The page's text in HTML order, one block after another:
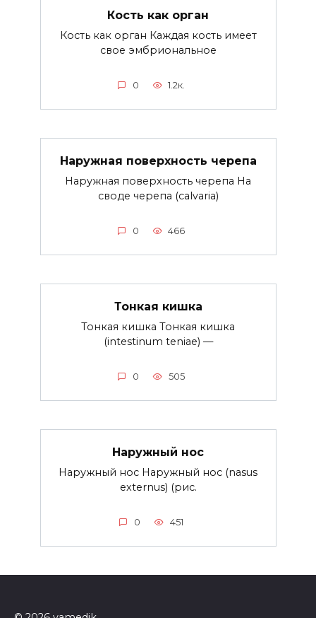
Кость как орган
Кость как орган Каждая кость имеет
свое эмбриональное
0 1.2к.
Наружная поверхность черепа
Наружная поверхность черепа На
своде черепа (calvaria)
0 466
Тонкая кишка
Тонкая кишка Тонкая кишка
(intestinum teniae) —
0 505
Наружный нос
Наружный нос Наружный нос (nasus
externus) (рис.
0 451